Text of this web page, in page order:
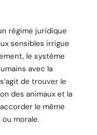
régime juridique
sensibles irrigue
le système
avec la
de trouver le
des animaux et la
le même
morale.